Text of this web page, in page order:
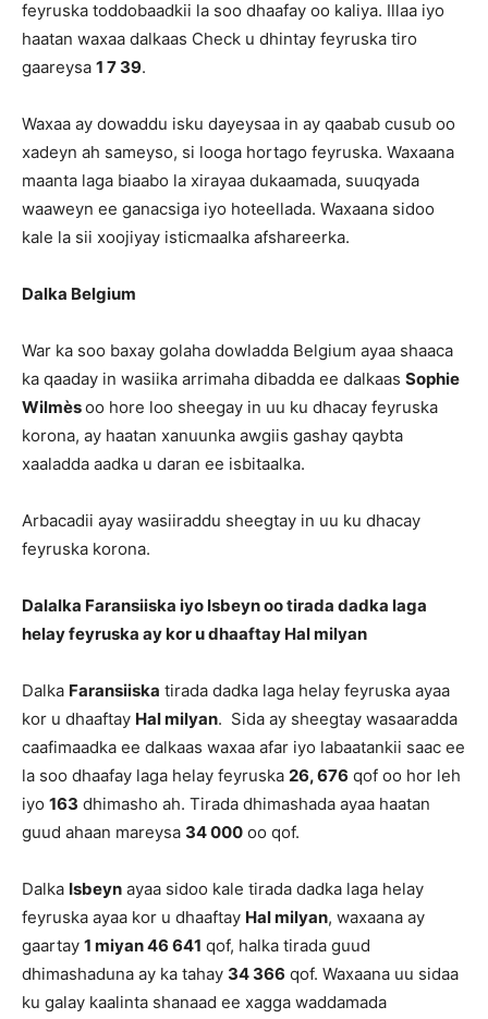
feyruska toddobaadkii la soo dhaafay oo kaliya. Illaa iyo
haatan waxaa dalkaas Check u dhintay feyruska tiro
gaareysa 1 7 39.
Waxaa ay dowaddu isku dayeysaa in ay qaabab cusub oo
xadeyn ah sameyso, si looga hortago feyruska. Waxaana
maanta laga biaabo la xirayaa dukaamada, suuqyada
waaweyn ee ganacsiga iyo hoteellada. Waxaana sidoo
kale la sii xoojiyay isticmaalka afshareerka.
Dalka Belgium
War ka soo baxay golaha dowladda Belgium ayaa shaaca
ka qaaday in wasiika arrimaha dibadda ee dalkaas Sophie
Wilmèsoo hore loo sheegay in uu ku dhacay feyruska
korona, ay haatan xanuunka awgiis gashay qaybta
xaaladda aadka u daran ee isbitaalka.
Arbacadii ayay wasiiraddu sheegtay in uu ku dhacay
feyruska korona.
Dalalka Faransiiska iyo Isbeyn oo tirada dadka laga
helay feyruska ay kor u dhaaftay Hal milyan
Dalka Faransiiska tirada dadka laga helay feyruska ayaa
kor u dhaaftay Hal milyan. Sida ay sheegtay wasaaradda
caafimaadka ee dalkaas waxaa afar iyo labaatankii saac ee
la soo dhaafay laga helay feyruska 26, 676 qof oo hor leh
iyo 163 dhimasho ah. Tirada dhimashada ayaa haatan
guud ahaan mareysa 34 000 oo qof.
Dalka Isbeyn ayaa sidoo kale tirada dadka laga helay
feyruska ayaa kor u dhaaftay Hal milyan, waxaana ay
gaartay 1 miyan 46 641 qof, halka tirada guud
dhimashaduna ay ka tahay 34 366 qof. Waxaana uu sidaa
ku galay kaalinta shanaad ee xagga waddamada